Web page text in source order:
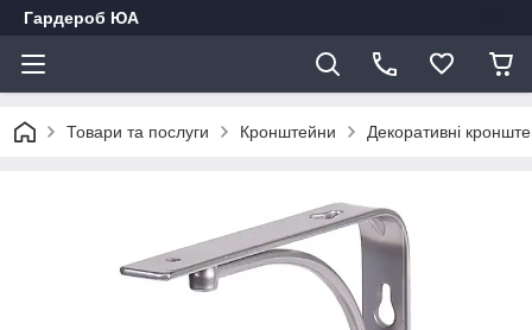
Гардероб ЮА
Товари та послуги Кронштейни Декоративні